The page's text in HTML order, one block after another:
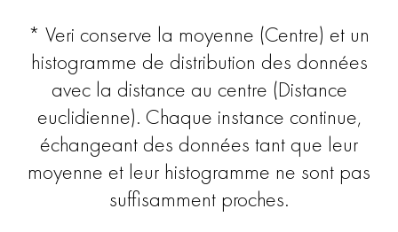
* Veri conserve la moyenne (Centre) et un
histogramme de distribution des données
avec la distance au centre (Distance
euclidienne). Chaque instance continue,
échangeant des données tant que leur
moyenne et leur histogramme ne sont pas
suffisamment proches.